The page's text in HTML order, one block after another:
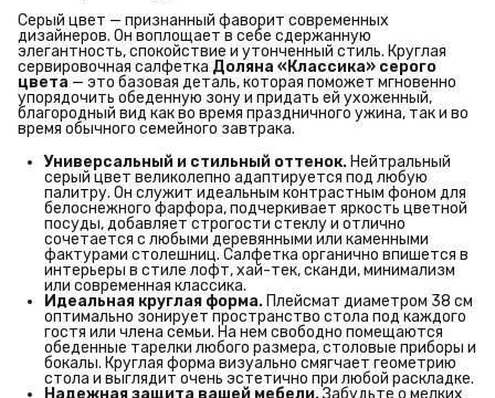
Серый цвет — признанный фаворит современных
дизайнеров. Он воплощает в себе сдержанную
элегантность, спокойствие и утонченный стиль. Круглая
сервировочная салфетка Доляна «Классика» серого
цвета — это базовая деталь, которая поможет мгновенно
упорядочить обеденную зону и придать ей ухоженный,
благородный вид как во время праздничного ужина, так и во
время обычного семейного завтрака.
Универсальный и стильный оттенок. Нейтральный
серый цвет великолепно адаптируется под любую
палитру. Он служит идеальным контрастным фоном для
белоснежного фарфора, подчеркивает яркость цветной
посуды, добавляет строгости стеклу и отлично
сочетается с любыми деревянными или каменными
фактурами столешниц. Салфетка органично впишется в
интерьеры в стиле лофт, хай-тек, сканди, минимализм
или современная классика.
Идеальная круглая форма. Плейсмат диаметром 38 см
оптимально зонирует пространство стола под каждого
гостя или члена семьи. На нем свободно помещаются
обеденные тарелки любого размера, столовые приборы и
бокалы. Круглая форма визуально смягчает геометрию
стола и выглядит очень эстетично при любой раскладке.
Надежная защита вашей мебели.Забудьте о мелких